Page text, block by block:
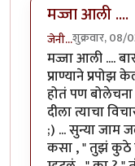
मज्जा आली ....
जेनी...शुक्रवार, 08/
मज्जा आली ....
प्राण्याने
होतं पण
दीला त्याचा
;) ... सुन्या जाम
कसा , " तुझं कुठे